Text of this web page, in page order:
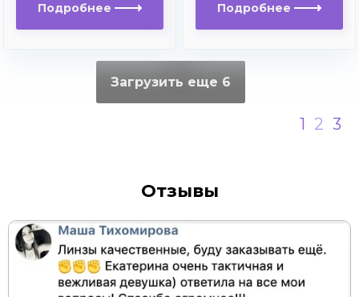
Подробнее Подробнее
Загрузить еще 6
1 2 3
Отзывы